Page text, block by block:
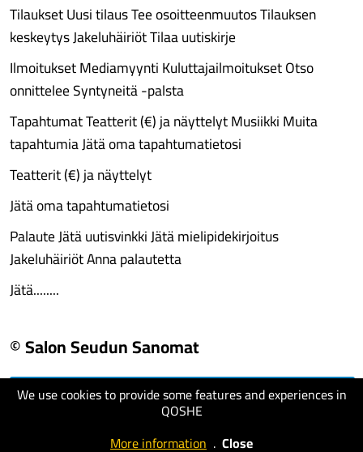
We use cookies to provide some features and experiences in
QOSHE
More information . Close
Tilaukset Uusi tilaus Tee osoitteenmuutos Tilauksen
keskeytys Jakeluhäiriöt Tilaa uutiskirje
Ilmoitukset Mediamyynti Kuluttajailmoitukset Otso
onnittelee Syntyneitä -palsta
Tapahtumat Teatterit (€) ja näyttelyt Musiikki Muita
tapahtumia Jätä oma tapahtumatietosi
Teatterit (€) ja näyttelyt
Jätä oma tapahtumatietosi
Palaute Jätä uutisvinkki Jätä mielipidekirjoitus
Jakeluhäiriöt Anna palautetta
Jätä........
© Salon Seudun Sanomat
visit website